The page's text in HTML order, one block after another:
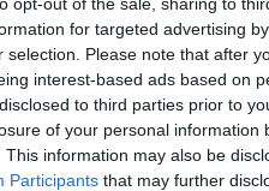
for targeted advertising
selection. Please note that after
interest-based ads based on
to third parties prior to
of your personal information
This information may also be
Participants that may further
né mai avrà la gioia e le
sofferenza, ben
è vita in sé stessa,
che fare, non saprei,
spetterebbe a me. E
vita dentro di sé. E la sanità
ricchi, dovrebbero consigliarci,